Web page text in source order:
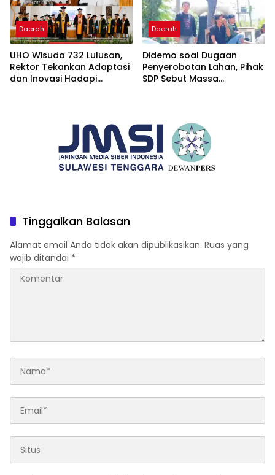
Daerah
UHO Wisuda 732 Lulusan,
Rektor Tekankan Adaptasi
dan Inovasi Hadapi
Daerah
Didemo soal Dugaan
Penyerobotan Lahan, Pihak
SDP Sebut Massa
Tinggalkan Balasan
Alamat email Anda tidak akan dipublikasikan. Ruas yang
wajib ditandai *